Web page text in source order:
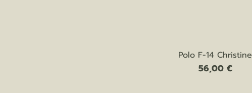
Vista rapida
Polo F-14 Christine
Prezzo
56,00 €